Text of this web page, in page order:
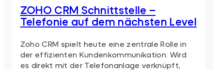
ZOHO CRM Schnittstelle –
Telefonie auf dem nächsten Level
Zoho CRM spielt heute eine zentrale Rolle in
der effizienten Kundenkommunikation. Wird
es direkt mit der Telefonanlage verknüpft,